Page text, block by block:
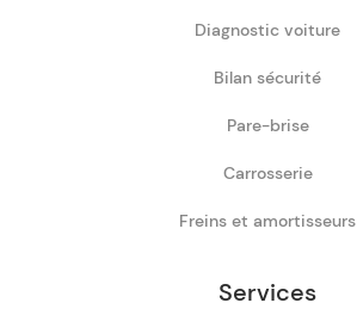
Diagnostic voiture
Bilan sécurité
Pare-brise
Carrosserie
Freins et amortisseurs
Services